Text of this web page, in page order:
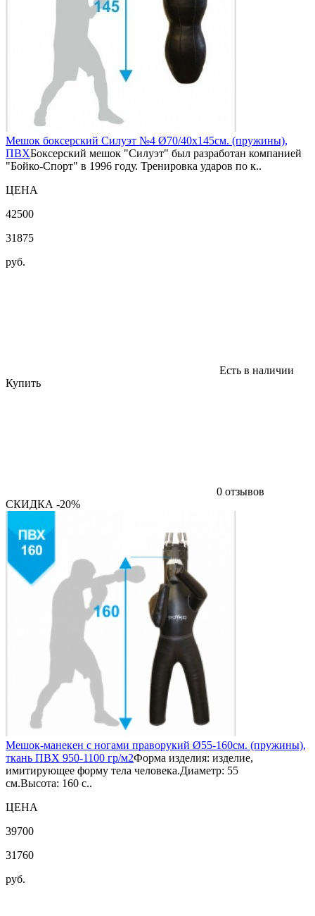
Мешок боксерский Силуэт №4 Ø70/40х145см. (пружины),
ПВХБоксерский мешок "Силуэт" был разработан компанией
"Бойко-Спорт" в 1996 году. Тренировка ударов по к..
ЦЕНА
42500
31875
руб.
Есть в наличии
Купить
0 отзывов
СКИДКА -20%
Мешок-манекен с ногами праворукий Ø55-160см. (пружины),
ткань ПВХ 950-1100 гр/м2Форма изделия: изделие,
имитирующее форму тела человека.Диаметр: 55
см.Высота: 160 с..
ЦЕНА
39700
31760
руб.